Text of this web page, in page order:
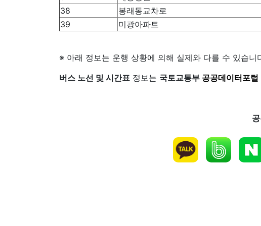
38
봉래동교차로
39
미광아파트
※ 아래 정보는 운행 상황에 의해 실제와 다를 수 있습
버스 노선 및 시간표 정보는 국토교통부 공공데이터포털